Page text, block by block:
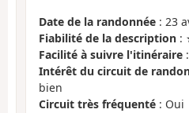
Date de la randonnée : 23
Fiabilité de la description :
Facilité à suivre l'itinéraire
Intérêt du circuit de
bien
Circuit très fréquenté : Oui